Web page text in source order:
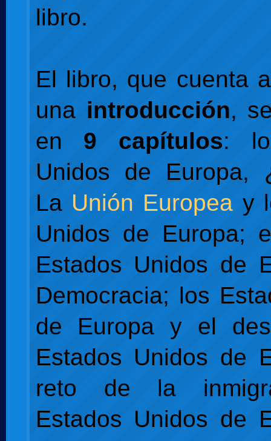
libro.
El libro, que cuenta
una introducción,
en 9 capítulos:
Unidos de Europa,
La Unión Europea y
Unidos de Europa;
Estados Unidos de
Democracia; los
de Europa y el
Estados Unidos de
reto de la
Estados Unidos de